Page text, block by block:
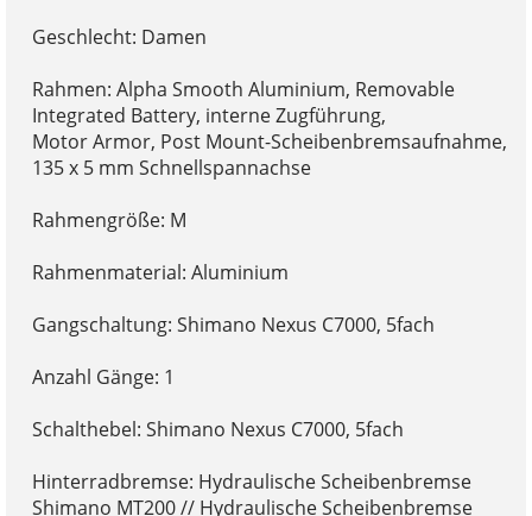
Geschlecht: Damen
Rahmen: Alpha Smooth Aluminium, Removable
Integrated Battery, interne Zugführung,
Motor Armor, Post Mount-Scheibenbremsaufnahme,
135 x 5 mm Schnellspannachse
Rahmengröße: M
Rahmenmaterial: Aluminium
Gangschaltung: Shimano Nexus C7000, 5fach
Anzahl Gänge: 1
Schalthebel: Shimano Nexus C7000, 5fach
Hinterradbremse: Hydraulische Scheibenbremse
Shimano MT200 // Hydraulische Scheibenbremse